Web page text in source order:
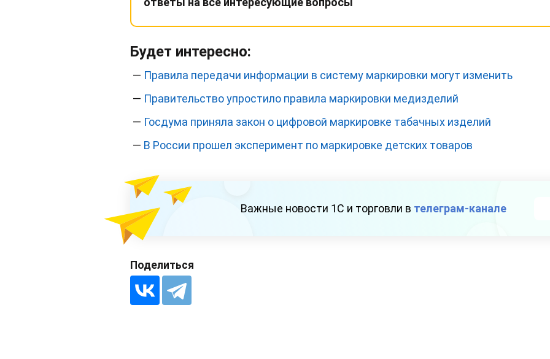
Будет интересно:
— Правила передачи информации в систему маркировки могут изменить
— Правительство упростило правила маркировки медизделий
— Госдума приняла закон о цифровой маркировке табачных изделий
— В России прошел эксперимент по маркировке детских товаров
Важные новости 1С и торговли в телеграм-канале
Поделиться